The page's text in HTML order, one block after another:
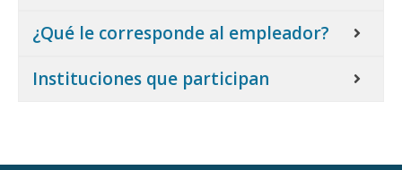
¿Qué le corresponde al empleador?
Instituciones que participan